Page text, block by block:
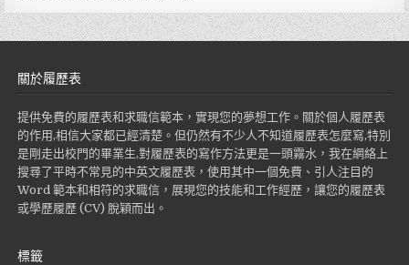
關於履歷表
提供免費的履歷表和求職信範本，實現您的夢想工作。關於個人履歷表
的作用,相信大家都已經清楚。但仍然有不少人不知道履歷表怎麼寫,特別
是剛走出校門的畢業生,對履歷表的寫作方法更是一頭霧水，我在網絡上
搜尋了平時不常見的中英文履歷表，使用其中一個免費、引人注目的
Word 範本和相符的求職信，展現您的技能和工作經歷，讓您的履歷表
或學歷履歷 (CV) 脫穎而出。
標籤